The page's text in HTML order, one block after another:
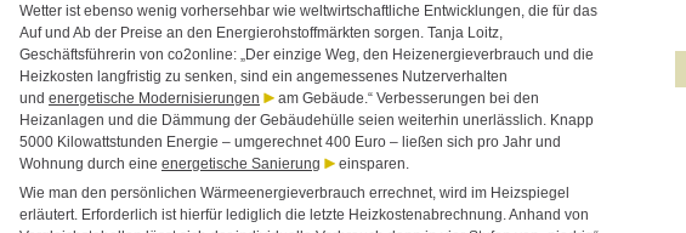
Wetter ist ebenso wenig vorhersehbar wie weltwirtschaftliche Entwicklungen, die für das
Auf und Ab der Preise an den Energierohstoffmärkten sorgen. Tanja Loitz,
Geschäftsführerin von co2online: „Der einzige Weg, den Heizenergieverbrauch und die
Heizkosten langfristig zu senken, sind ein angemessenes Nutzerverhalten
und energetische Modernisierungen
am Gebäude.“ Verbesserungen bei den
Heizanlagen und die Dämmung der Gebäudehülle seien weiterhin unerlässlich. Knapp
5000 Kilowattstunden Energie – umgerechnet 400 Euro – ließen sich pro Jahr und
Wohnung durch eine energetische Sanierung
einsparen.
Wie man den persönlichen Wärmeenergieverbrauch errechnet, wird im Heizspiegel
erläutert. Erforderlich ist hierfür lediglich die letzte Heizkostenabrechnung. Anhand von